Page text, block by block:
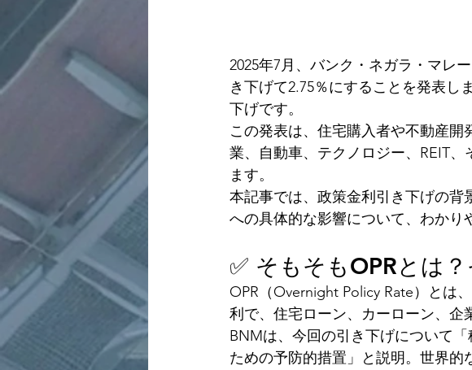
2025年7月、バンク・ネガラ・マレ
き下げて2.75％にすることを発表し
下げです。
この発表は、住宅購入者や不動産
業、自動車、テクノロジー、REIT
ます。
本記事では、政策金利引き下げの
への具体的な影響について、わかり
✅ そもそもOPRとは
OPR（Overnight Policy Rate）とは
利で、住宅ローン、カーローン、企
BNMは、今回の引き下げについて
ための予防的措置」と説明。世界